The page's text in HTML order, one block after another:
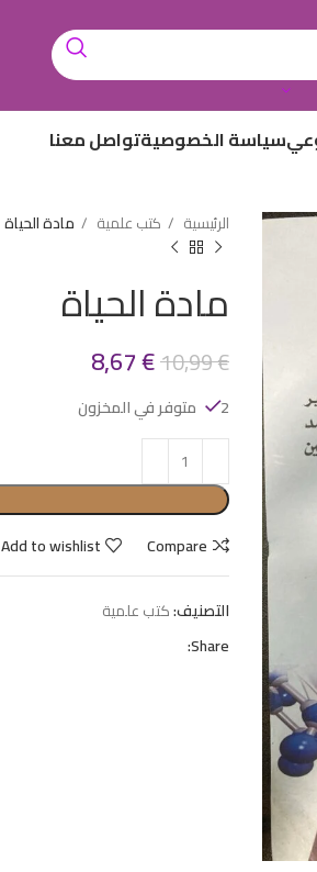
سياسة الخصوصيةتواصل معنا
الرئيسية كتب علمية مادة الحياة
مادة الحياة
10,99€
8,67€
2 متوفر في المخزون
Compare
Add to wishlist
التصنيف:كتب علمية
Share: